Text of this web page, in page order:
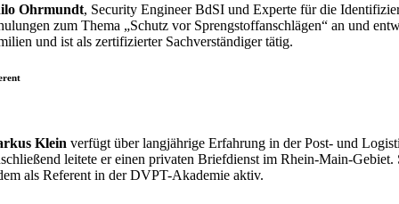
Ohrmundt, Security Engineer BdSI und Experte für die
zum Thema „Schutz vor Sprengstoffanschlägen“ an und
und ist als zertifizierter Sachverständiger tätig.
Klein verfügt über langjährige Erfahrung in der Post- und
leitete er einen privaten Briefdienst im Rhein-Main-
als Referent in der DVPT-Akademie aktiv.